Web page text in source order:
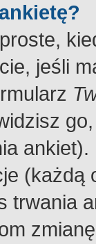
jeśli
trwania